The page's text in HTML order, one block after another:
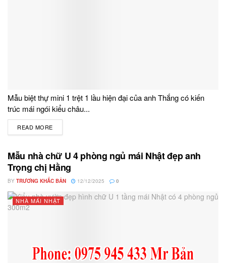
Mẫu biệt thự mini 1 trệt 1 lầu hiện đại của anh Thắng có kiến
trúc mái ngói kiểu châu...
READ MORE
Mẫu nhà chữ U 4 phòng ngủ mái Nhật đẹp anh
Trọng chị Hằng
BY TRƯƠNG KHẮC BẢN 12/12/2025 0
NHÀ MÁI NHẬT